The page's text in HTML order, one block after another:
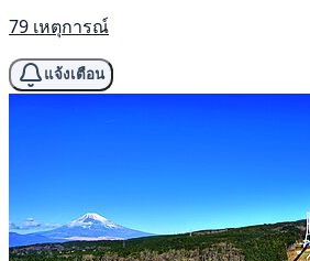
79 เหตุการณ์
แจ้งเตือน